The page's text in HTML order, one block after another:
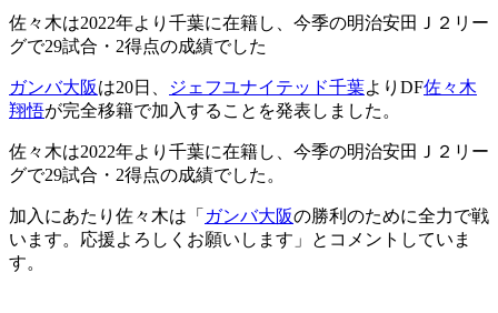
佐々木は2022年より千葉に在籍し、今季の明治安田Ｊ２リー
グで29試合・2得点の成績でした
ガンバ大阪は20日、 ジェフユナイテッド千葉よりDF佐々木
翔悟が完全移籍で加入することを発表しました。
佐々木は2022年より千葉に在籍し、今季の明治安田Ｊ２リー
グで29試合・2得点の成績でした。
加入にあたり佐々木は「 ガンバ大阪の勝利のために全力で戦
います。応援よろしくお願いします」とコメントしていま
す。